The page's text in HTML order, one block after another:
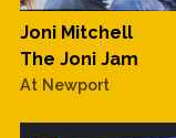
Joni Mitchell
The Joni Jam
At Newport